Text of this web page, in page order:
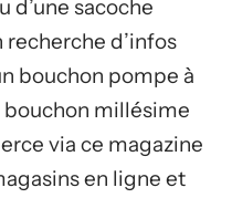
d’une sacoche
d’infos
bouchon pompe à
millésime
via ce magazine
en ligne et